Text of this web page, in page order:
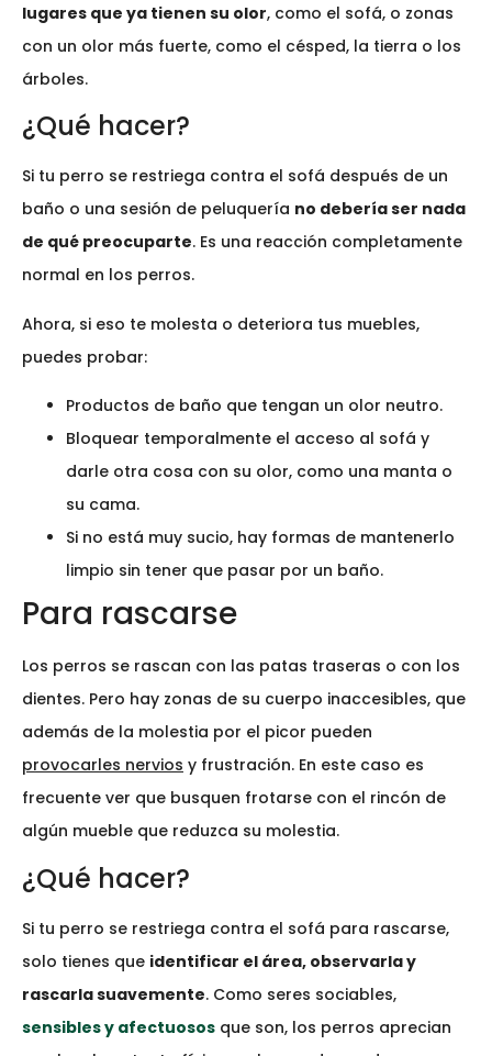
lugares que ya tienen su olor, como el sofá, o zonas
con un olor más fuerte, como el césped, la tierra o los
árboles.
¿Qué hacer?
Si tu perro se restriega contra el sofá después de un
baño o una sesión de peluquería no debería ser nada
de qué preocuparte. Es una reacción completamente
normal en los perros.
Ahora, si eso te molesta o deteriora tus muebles,
puedes probar:
Productos de baño que tengan un olor neutro.
Bloquear temporalmente el acceso al sofá y
darle otra cosa con su olor, como una manta o
su cama.
Si no está muy sucio, hay formas de mantenerlo
limpio sin tener que pasar por un baño.
Para rascarse
Los perros se rascan con las patas traseras o con los
dientes. Pero hay zonas de su cuerpo inaccesibles, que
además de la molestia por el picor pueden
provocarles nervios y frustración. En este caso es
frecuente ver que busquen frotarse con el rincón de
algún mueble que reduzca su molestia.
¿Qué hacer?
Si tu perro se restriega contra el sofá para rascarse,
solo tienes que identificar el área, observarla y
rascarla suavemente. Como seres sociables,
sensibles y afectuosos que son, los perros aprecian